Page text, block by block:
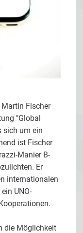
Fischer
"Global
sich um ein
ist Fischer
Manier B-
Er
internationalen
UNO-
die Möglichkeit